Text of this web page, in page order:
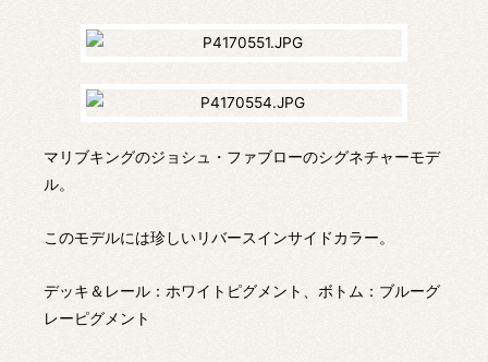
マリブキングのジョシュ・ファブローのシグネチャーモデ
ル。
このモデルには珍しいリバースインサイドカラー。
デッキ＆レール：ホワイトピグメント、ボトム：ブルーグ
レーピグメント